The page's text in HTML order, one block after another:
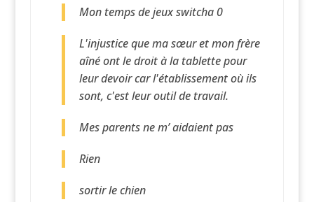
Mon temps de jeux switcha 0
L'injustice que ma sœur et mon frère
aîné ont le droit à la tablette pour
leur devoir car l'établissement où ils
sont, c'est leur outil de travail.
Mes parents ne m’ aidaient pas
Rien
sortir le chien